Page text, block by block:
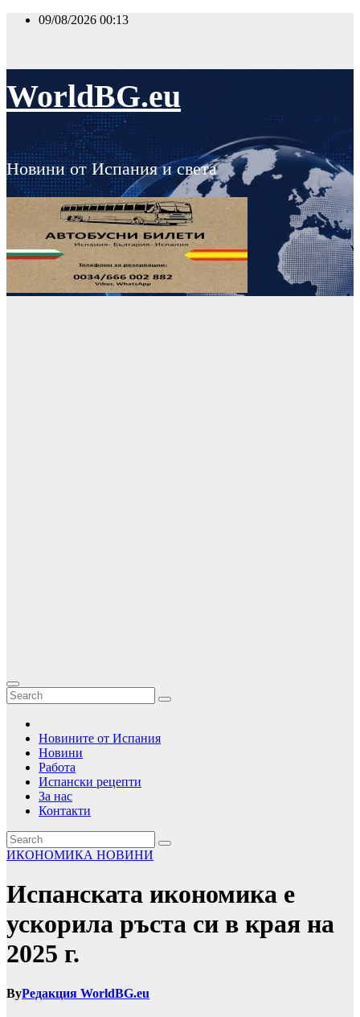
Skip
09/08/2026 00:13
WorldBG.eu
Новини от Испания и света
Новините от Испания
Новини
Работа
Испански рецепти
За нас
Контакти
ИКОНОМИКА НОВИНИ
Испанската икономика е
ускорила ръста си в края на
2025 г.
ByРедакция WorldBG.eu